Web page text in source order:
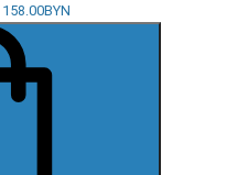
158.00BYN